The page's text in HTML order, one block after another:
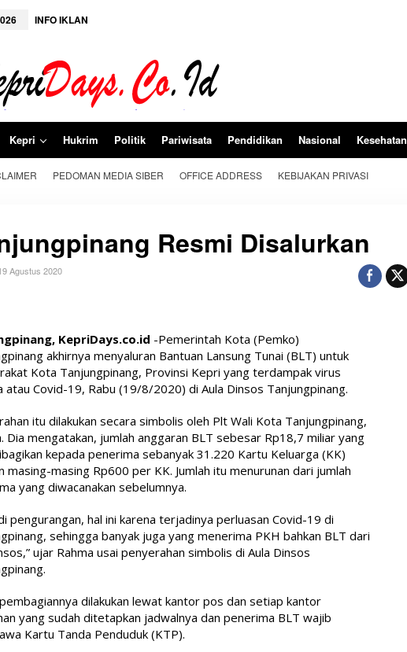
INFO IKLAN
Kepri Hukrim Politik Pariwisata Pendidikan Nasional Kesehatan
PEDOMAN MEDIA SIBER OFFICE ADDRESS KEBIJAKAN PRIVASI
Resmi Disalurkan
Agustus 2020
KepriDays.co.id -Pemerintah Kota (Pemko)
akhirnya menyaluran Bantuan Lansung Tunai (BLT) untuk
Kota Tanjungpinang, Provinsi Kepri yang terdampak virus
atau Covid-19, Rabu (19/8/2020) di Aula Dinsos Tanjungpinang.
itu dilakukan secara simbolis oleh Plt Wali Kota Tanjungpinang,
Dia mengatakan, jumlah anggaran BLT sebesar Rp18,7 miliar yang
kepada penerima sebanyak 31.220 Kartu Keluarga (KK)
masing-masing Rp600 per KK. Jumlah itu menurunan dari jumlah
yang diwacanakan sebelumnya.
pengurangan, hal ini karena terjadinya perluasan Covid-19 di
sehingga banyak juga yang menerima PKH bahkan BLT dari
ujar Rahma usai penyerahan simbolis di Aula Dinsos
dilakukan lewat kantor pos dan setiap kantor
yang sudah ditetapkan jadwalnya dan penerima BLT wajib
Kartu Tanda Penduduk (KTP).